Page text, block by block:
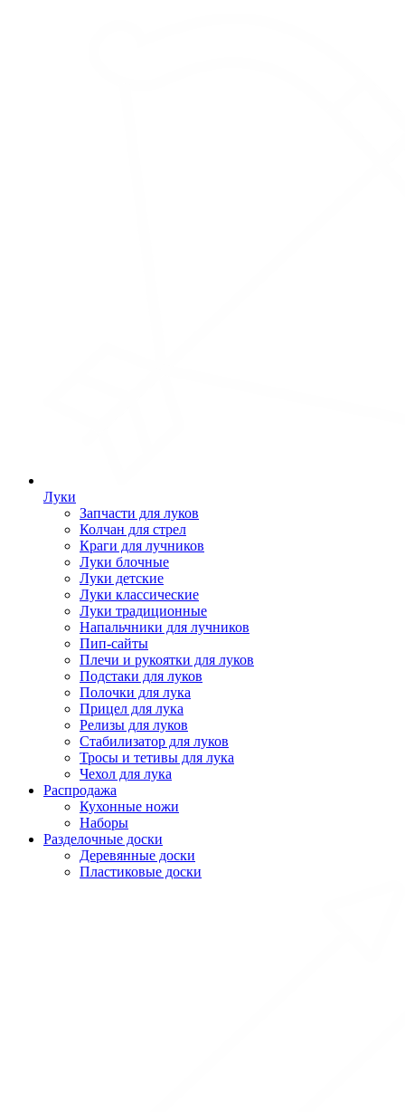
Луки
Запчасти для луков
Колчан для стрел
Краги для лучников
Луки блочные
Луки детские
Луки классические
Луки традиционные
Напальчники для лучников
Пип-сайты
Плечи и рукоятки для луков
Подстаки для луков
Полочки для лука
Прицел для лука
Релизы для луков
Стабилизатор для луков
Тросы и тетивы для лука
Чехол для лука
Распродажа
Кухонные ножи
Наборы
Разделочные доски
Деревянные доски
Пластиковые доски